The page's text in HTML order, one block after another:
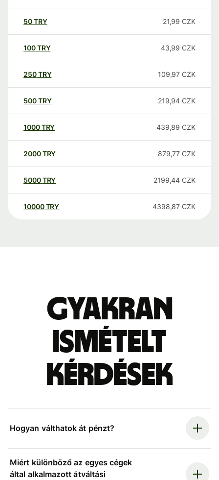
50TRY 21,99 CZK
100TRY 43,99 CZK
250TRY 109,97 CZK
500TRY 219,94 CZK
1000TRY 439,89 CZK
2000TRY 879,77 CZK
5000TRY 2199,44 CZK
10000 TRY 4398,87 CZK
Gyakran
ismételt
kérdések
Hogyan válthatok át pénzt?
Miért különböző az egyes cégek
által alkalmazott átváltási